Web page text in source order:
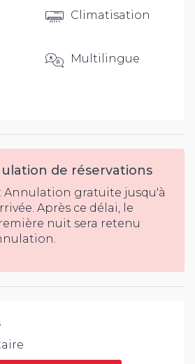
Climatisation
Multilingue
de réservations
Annulation gratuite jusqu'à
Après ce délai, le
nuit sera retenu